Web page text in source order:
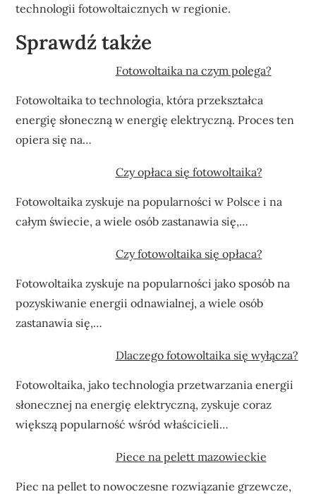
technologii fotowoltaicznych w regionie.
Sprawdź także
Fotowoltaika na czym polega?
Fotowoltaika to technologia, która przekształca
energię słoneczną w energię elektryczną. Proces ten
opiera się na…
Czy opłaca się fotowoltaika?
Fotowoltaika zyskuje na popularności w Polsce i na
całym świecie, a wiele osób zastanawia się,…
Czy fotowoltaika się opłaca?
Fotowoltaika zyskuje na popularności jako sposób na
pozyskiwanie energii odnawialnej, a wiele osób
zastanawia się,…
Dlaczego fotowoltaika się wyłącza?
Fotowoltaika, jako technologia przetwarzania energii
słonecznej na energię elektryczną, zyskuje coraz
większą popularność wśród właścicieli…
Piece na pelett mazowieckie
Piec na pellet to nowoczesne rozwiązanie grzewcze,